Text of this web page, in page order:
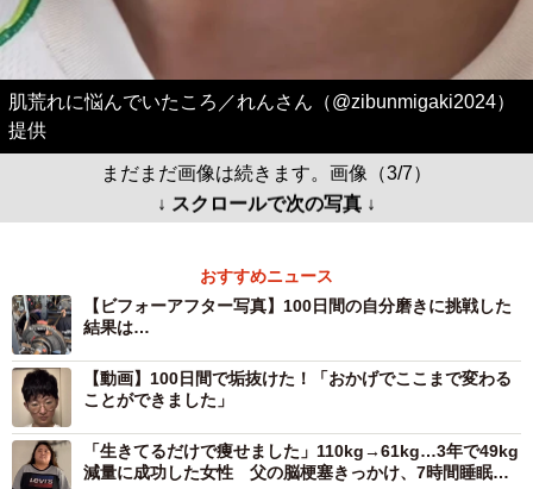
肌荒れに悩んでいたころ／れんさん（@zibunmigaki2024）
提供
まだまだ画像は続きます。画像（3/7）
↓ スクロールで次の写真 ↓
おすすめニュース
【ビフォーアフター写真】100日間の自分磨きに挑戦した
結果は…
【動画】100日間で垢抜けた！「おかげでここまで変わる
ことができました」
「生きてるだけで痩せました」110kg→61kg…3年で49kg
減量に成功した女性 父の脳梗塞きっかけ、7時間睡眠か